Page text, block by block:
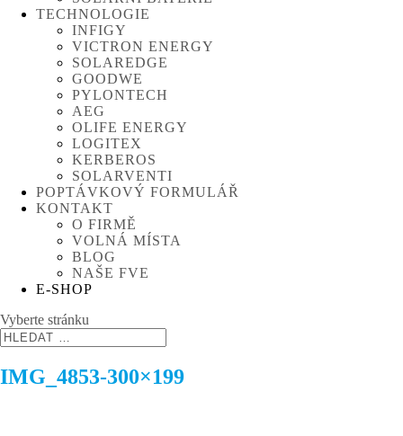
TECHNOLOGIE
INFIGY
VICTRON ENERGY
SOLAREDGE
GOODWE
PYLONTECH
AEG
OLIFE ENERGY
LOGITEX
KERBEROS
SOLARVENTI
POPTÁVKOVÝ FORMULÁŘ
KONTAKT
O FIRMĚ
VOLNÁ MÍSTA
BLOG
NAŠE FVE
E-SHOP
Vyberte stránku
IMG_4853-300×199